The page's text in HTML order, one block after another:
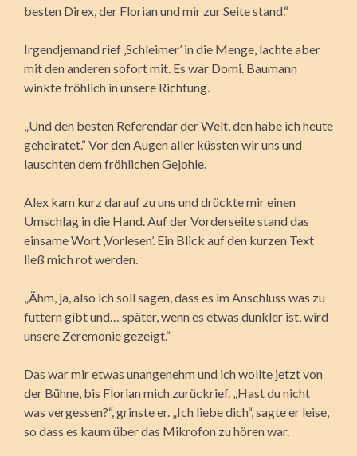
besten Direx, der Florian und mir zur Seite stand.“
Irgendjemand rief ‚Schleimer’ in die Menge, lachte aber
mit den anderen sofort mit. Es war Domi. Baumann
winkte fröhlich in unsere Richtung.
„Und den besten Referendar der Welt, den habe ich heute
geheiratet.“ Vor den Augen aller küssten wir uns und
lauschten dem fröhlichen Gejohle.
Alex kam kurz darauf zu uns und drückte mir einen
Umschlag in die Hand. Auf der Vorderseite stand das
einsame Wort ‚Vorlesen’. Ein Blick auf den kurzen Text
ließ mich rot werden.
„Ähm, ja, also ich soll sagen, dass es im Anschluss was zu
futtern gibt und… später, wenn es etwas dunkler ist, wird
unsere Zeremonie gezeigt.“
Das war mir etwas unangenehm und ich wollte jetzt von
der Bühne, bis Florian mich zurückrief. „Hast du nicht
was vergessen?“, grinste er. „Ich liebe dich“, sagte er leise,
so dass es kaum über das Mikrofon zu hören war.